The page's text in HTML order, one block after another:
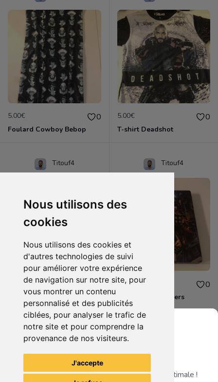
Nous utilisons des
cookies
Nous utilisons des cookies et
d'autres technologies de suivi
pour améliorer votre expérience
de navigation sur notre site, pour
vous montrer un contenu
personnalisé et des publicités
ciblées, pour analyser le trafic de
notre site et pour comprendre la
provenance de nos visiteurs.
J'accepte
5.00€ 0
Foulard Cowboy Bebop
5.00€ 0
T-shirt Deadshot
Titouf4
10.00€ 0
Destiny 2 Xbox one
Titouf4
10.00€ 0
Steelbook Avengers
Voir tous les articles du vendeur
Grenier du Geek
Télécharge notre app pour une expérience optimale !